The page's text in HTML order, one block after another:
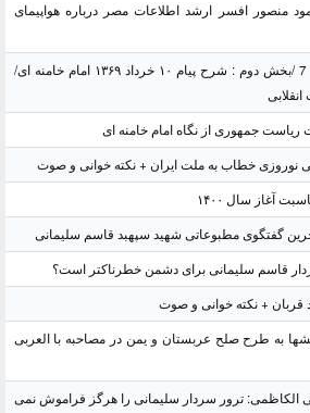
منصور افسر ارشد اطلاعات مصر درباره هواپیمای
منشور گفتمان امام و انقلاب - 7 /بخش دوم : شرح پیام ۱۰ خرداد ۱۳۶۹ امام خامنه ای/
ریاست جمهوری از نگاه امام خامنه ای
نوروزی خطاب به ملت ایران + نکته خوانی و صوت
آغاز سال ۱۴۰۰
گفتگوی مطبوعاتی شهید سپهبد قاسم سلیمانی
قاسم سلیمانی برای دشمن خطرناکتر است؟
قربان + نکته خوانی و صوت
به طرح صلح عربستان و یمن در مصاحبه با العربی
الکاظمی: ترور سردار سلیمانی را هرگز فراموش نمی